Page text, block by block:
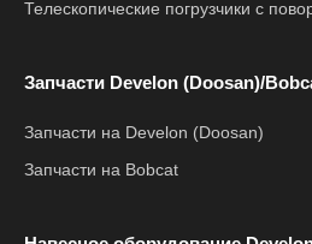
Телескопические погрузчики с
Запчасти Develon (Doosan)/
Запчасти на Develon (Doosan)
Запчасти на Bobcat